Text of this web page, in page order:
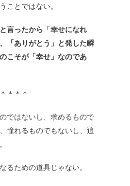
ことではない。
言ったから「幸せになれ
「ありがとう」と発した瞬
こそが「幸せ」なのであ
＊＊＊
ではないし、求めるもので
憧れるものでもないし、追
るための道具じゃない。